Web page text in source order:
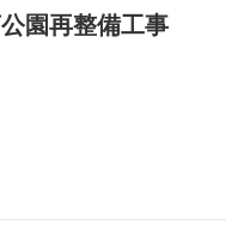
園再整備工事